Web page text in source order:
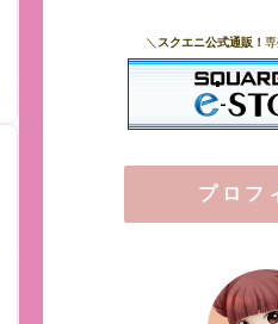
＼ スクエニ公式通販！
プロフ